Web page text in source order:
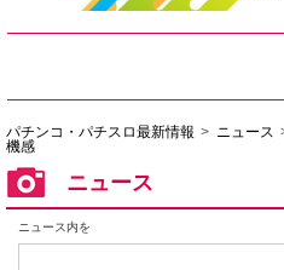
パチンコ・パチスロ最新情報 ニュース
機感
ニュース
ニュース内を